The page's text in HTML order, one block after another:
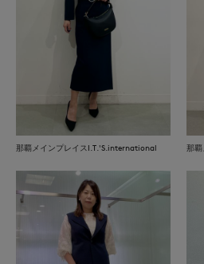
那覇メインプレイスI.T.'S.international 那